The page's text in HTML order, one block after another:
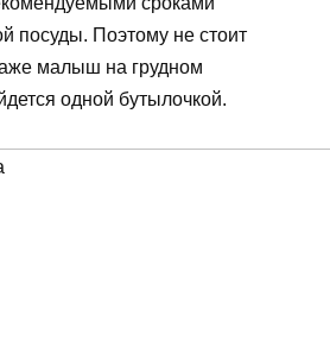
посуды. Поэтому не стоит
малыш на грудном
одной бутылочкой.